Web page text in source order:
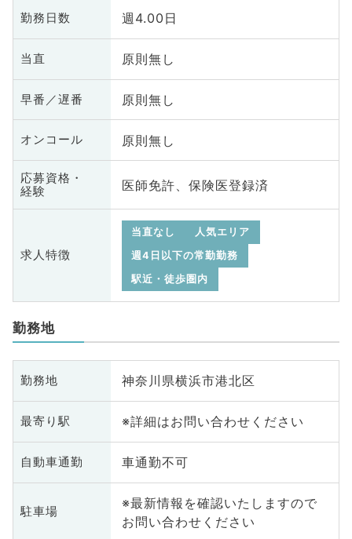
勤務日数 週4.00日
当直 原則無し
早番／遅番 原則無し
オンコール 原則無し
応募資格・
経験
医師免許、保険医登録済
求人特徴
当直なし
人気エリア
週4日以下の常勤勤務
駅近・徒歩圏内
勤務地
勤務地 神奈川県横浜市港北区
最寄り駅 ※詳細はお問い合わせください
自動車通勤 車通勤不可
駐車場
※最新情報を確認いたしますので
お問い合わせください